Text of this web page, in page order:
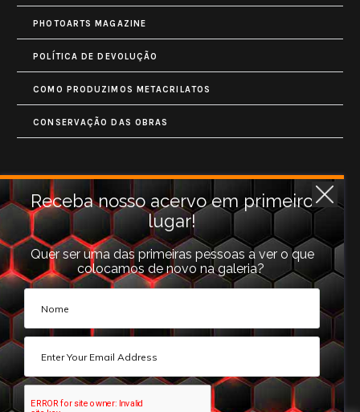
PHOTOARTS MAGAZINE
POLÍTICA DE DEVOLUÇÃO
COMO PRODUZIMOS METACRILATOS
CONSERVAÇÃO DAS OBRAS
Contatos
Rua Monet, 731
Granja Vianna
Cotia, SP (06710-660).
galeria@photoarts.com.br
WhatsApp:+55 11 96253 3293
Receba nosso acervo em primeiro
lugar!
Quer ser uma das primeiras pessoas a ver o que
colocamos de novo na galeria?